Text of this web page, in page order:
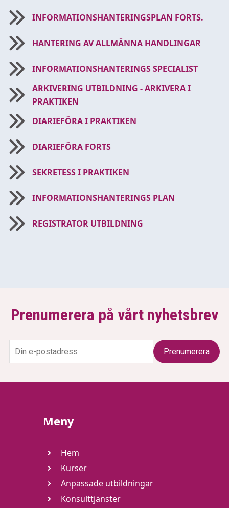
INFORMATIONSHANTERINGSPLAN FORTS.
HANTERING AV ALLMÄNNA HANDLINGAR
INFORMATIONSHANTERINGS SPECIALIST
ARKIVERING UTBILDNING - ARKIVERA I
PRAKTIKEN
DIARIEFÖRA I PRAKTIKEN
DIARIEFÖRA FORTS
SEKRETESS I PRAKTIKEN
INFORMATIONSHANTERINGS PLAN
REGISTRATOR UTBILDNING
Prenumerera på vårt nyhetsbrev
Meny
Hem
Kurser
Anpassade utbildningar
Konsulttjänster